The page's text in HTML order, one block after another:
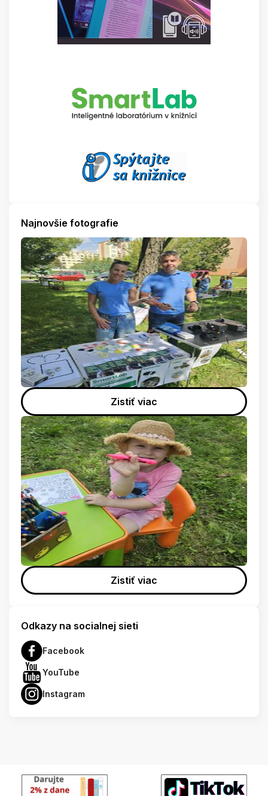
Najnovšie fotografie
Zistiť viac
Zistiť viac
Odkazy na socialnej sieti
Facebook
YouTube
Instagram